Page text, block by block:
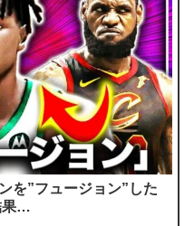
を”フュージョン”した
果…